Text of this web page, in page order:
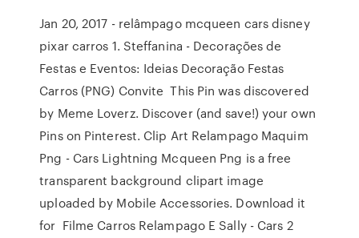
Jan 20, 2017 - relâmpago mcqueen cars disney
pixar carros 1. Steffanina - Decorações de
Festas e Eventos: Ideias Decoração Festas
Carros (PNG) Convite This Pin was discovered
by Meme Loverz. Discover (and save!) your own
Pins on Pinterest. Clip Art Relampago Maquim
Png - Cars Lightning Mcqueen Png is a free
transparent background clipart image
uploaded by Mobile Accessories. Download it
for Filme Carros Relampago E Sally - Cars 2